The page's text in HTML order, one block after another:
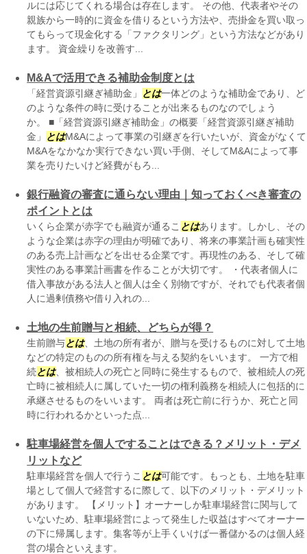
ルには応じてくれる場合は存在します。 その他、代表者やその
親族から一時的に資金を借りるという方法や、売掛金を買い取っ
てもらって現金化する「ファクタリング」という方法などがあり
ます。 資金繰りを改善す...
M&Aで活用できる補助金制度とは
「経営資源引継ぎ補助金」 とは一体どのような補助金であり、ど
のような条件の時に受けることが出来るものなのでしょう
か。 ■「経営資源引継ぎ補助金」の概要「経営資源引継ぎ補助
金」
とはM&Aによって事業の引継ぎを行いたいが、資金がなくて
M&Aをなかなか実行できない買い手側、そしてM&Aによって事
業を売りたいけど経費がもろ...
銀行融資の審査に通らない理由｜知っておくべき審査の
ポイントとは
いくら企業が赤字でも融資が通るこ とはあります。しかし、その
ような企業は赤字の理由が明確であり、将来の事業計画も確実性
のある売上計画などを出せる企業です。再現性のある、そして確
実性のある事業計画書を作ることが大切です。 ・代表者個人に
借入事故がある法人と個人は全く別物ですが、それでも代表者個
人に過剰債務や借り入れの...
土地の生前贈与と相続、どちらが得？
生前贈与とは、土地の所有者が、贈与を受けるものに対して土地
などの特定のものの所有権を与える契約をいいます。 一方で相
続とは、被相続人の死亡と同時に発生するもので、被相続人の死
亡時に被相続人に属していた一切の権利義務を相続人に包括的に
承継させるものをいいます。 両者は死亡前に行うか、死亡と同
時に行われるかといった点...
駐車場経営を個人ですることはできる？メリット・デメ
リットなど
駐車場経営を個人で行うこ とは可能です。もっとも、土地を駐車
場として個人で経営するに際して、以下のメリット・デメリット
があります。 【メリット】オーナーしか駐車場経営に関与して
いないため、駐車場経営によって発生した収益はすべてオーナー
の下に帰属します。集客等が上手くいけば一番儲かるのは個人経
営の場合といえます。